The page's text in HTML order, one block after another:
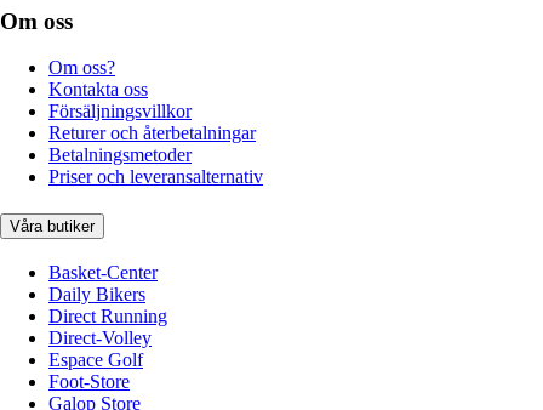
Om oss
Om oss?
Kontakta oss
Försäljningsvillkor
Returer och återbetalningar
Betalningsmetoder
Priser och leveransalternativ
Våra butiker
Basket-Center
Daily Bikers
Direct Running
Direct-Volley
Espace Golf
Foot-Store
Galop Store